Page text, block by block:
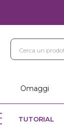
Omaggi
TUTORIAL